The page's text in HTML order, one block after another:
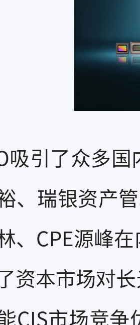
吸引了众多
、瑞银资产
、CPE源峰
资本市场对
CIS市场竞